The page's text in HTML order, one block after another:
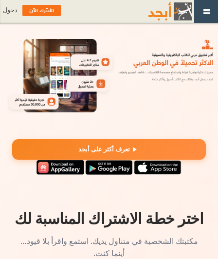
تعرف أكثر على أبجد
اختر خطة الاشتراك المناسبة لك
مكتبتك الشخصية في متناول يديك. استمع واقرأ بلا قيود…
أينما كنت.
اشترك الآن دخول